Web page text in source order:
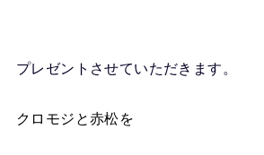
プレゼントさせていただきます。
クロモジと赤松を